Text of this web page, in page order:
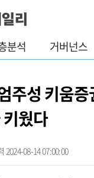
분석 거버넌스
주성 키움증
웠다
2024-08-14 07:00:00